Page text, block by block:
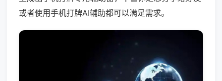
或者使用手机打牌AI辅助都可以满足需求。